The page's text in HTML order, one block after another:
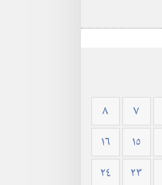
٧
٨
١٥
١٦
٢٣
٢٤